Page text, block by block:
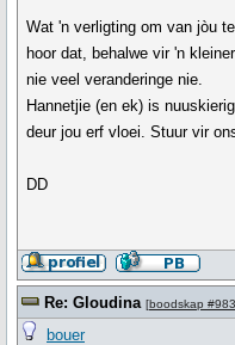
Wat 'n verligting om van jòu
hoor dat, behalwe vir 'n
nie veel veranderinge nie.
Hannetjie (en ek) is
deur jou erf vloei. Stuur vir
DD
Re: Gloudina [boodskap
bouer